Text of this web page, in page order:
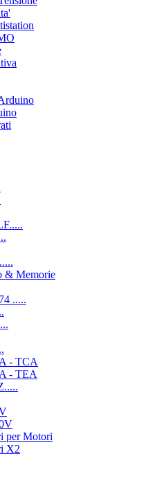
& Memorie
.....
- TCA
- TEA
per Motori
X2